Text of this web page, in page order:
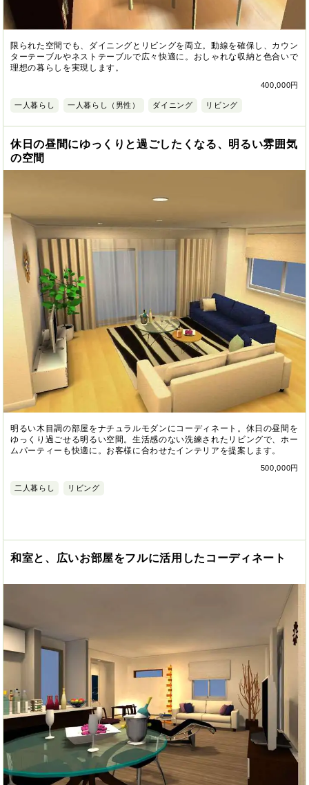
限られた空間でも、ダイニングとリビングを両立。動線を確保し、カウン
ターテーブルやネストテーブルで広々快適に。おしゃれな収納と色合いで
理想の暮らしを実現します。
400,000円
一人暮らし 一人暮らし（男性） ダイニング リビング
休日の昼間にゆっくりと過ごしたくなる、明るい雰囲気
の空間
明るい木目調の部屋をナチュラルモダンにコーディネート。休日の昼間を
ゆっくり過ごせる明るい空間。生活感のない洗練されたリビングで、ホー
ムパーティーも快適に。お客様に合わせたインテリアを提案します。
500,000円
二人暮らし リビング
和室と、広いお部屋をフルに活用したコーディネート